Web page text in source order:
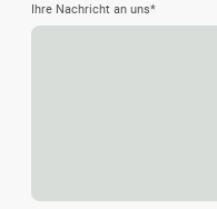
Ihre Nachricht an uns*